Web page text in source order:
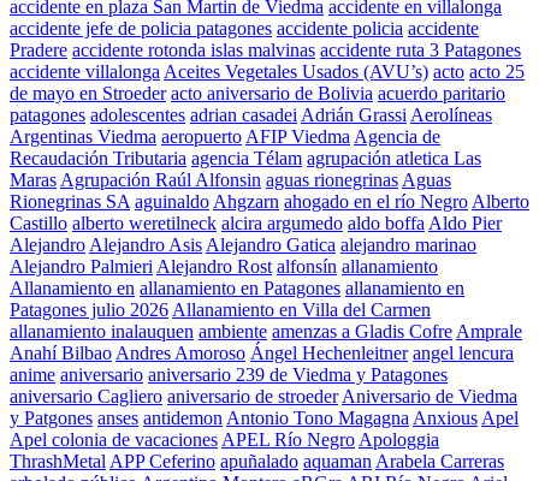
accidente en plaza San Martin de Viedma accidente en villalonga
accidente jefe de policia patagones accidente policia accidente
Pradere accidente rotonda islas malvinas accidente ruta 3 Patagones
accidente villalonga Aceites Vegetales Usados (AVU’s) acto acto 25
de mayo en Stroeder acto aniversario de Bolivia acuerdo paritario
patagones adolescentes adrian casadei Adrián Grassi Aerolíneas
Argentinas Viedma aeropuerto AFIP Viedma Agencia de
Recaudación Tributaria agencia Télam agrupación atletica Las
Maras Agrupación Raúl Alfonsin aguas rionegrinas Aguas
Rionegrinas SA aguinaldo Ahgzarn ahogado en el río Negro Alberto
Castillo alberto weretilneck alcira argumedo aldo boffa Aldo Pier
Alejandro Alejandro Asis Alejandro Gatica alejandro marinao
Alejandro Palmieri Alejandro Rost alfonsín allanamiento
Allanamiento en allanamiento en Patagones allanamiento en
Patagones julio 2026 Allanamiento en Villa del Carmen
allanamiento inalauquen ambiente amenzas a Gladis Cofre Amprale
Anahí Bilbao Andres Amoroso Ángel Hechenleitner angel lencura
anime aniversario aniversario 239 de Viedma y Patagones
aniversario Cagliero aniversario de stroeder Aniversario de Viedma
y Patgones anses antidemon Antonio Tono Magagna Anxious Apel
Apel colonia de vacaciones APEL Río Negro Apologgia
ThrashMetal APP Ceferino apuñalado aquaman Arabela Carreras